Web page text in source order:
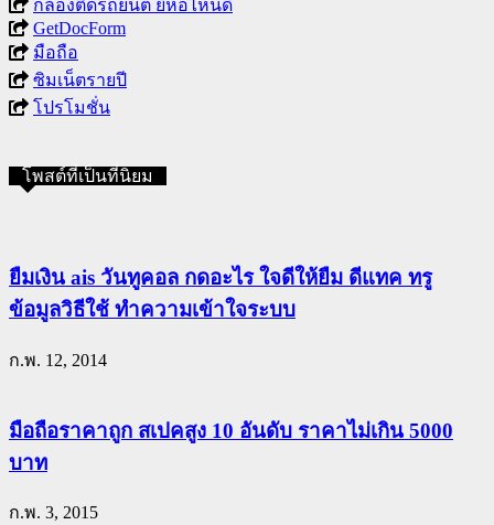
กล้องติดรถยนต์ ยี่ห้อไหนดี
GetDocForm
มือถือ
ซิมเน็ตรายปี
โปรโมชั่น
โพสต์ที่เป็นที่นิยม
ยืมเงิน ais วันทูคอล กดอะไร ใจดีให้ยืม ดีแทค ทรู
ข้อมูลวิธีใช้ ทำความเข้าใจระบบ
ก.พ. 12, 2014
มือถือราคาถูก สเปคสูง 10 อันดับ ราคาไม่เกิน 5000
บาท
ก.พ. 3, 2015